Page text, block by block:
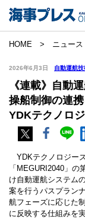
HOME ニュース
2026年6月3日 自動運航
《連載》自動
操船制御の連
YDKテクノロ
YDKテクノロジー
「MEGURI2040」の
け自動運航システム
案を行うパスプラン
航フェーズに応じた
に反映する仕組みを